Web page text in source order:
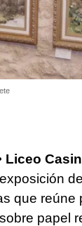
Liceo
que reúne
papel